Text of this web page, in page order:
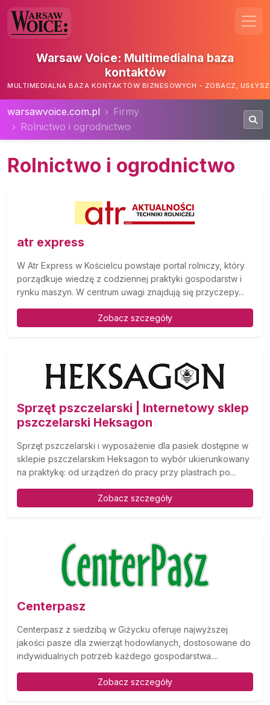
Warsaw Voice: Multimedialna baza
kontaktów
MULTIMEDIALNA BAZA KONTAKTÓW BIZNESOWYCH - ZOBACZ,
warsawvoice.com.pl
Firmy
Rolnictwo i ogrodnictwo
Rolnictwo i ogrodnictwo
atr express
W Atr Express w Kościelcu powstaje portal rolniczy, który
porządkuje wiedzę z codziennej praktyki gospodarstw i
rynku maszyn. W centrum uwagi znajdują się przyczepy...
Zobacz szczegóły
Sprzęt pszczelarski | Internetowy sklep
pszczelarski Heksagon
Sprzęt pszczelarski i wyposażenie dla pasiek dostępne w
sklepie pszczelarskim Heksagon to wybór ukierunkowany
na praktykę: od urządzeń do pracy przy plastrach po...
Zobacz szczegóły
Centerpasz
Centerpasz z siedzibą w Giżycku oferuje najwyższej
jakości pasze dla zwierząt hodowlanych, dostosowane do
indywidualnych potrzeb każdego gospodarstwa....
Zobacz szczegóły